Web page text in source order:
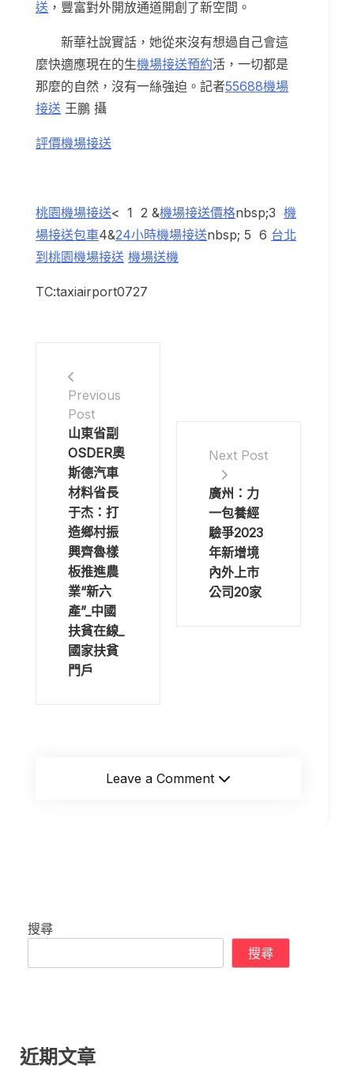
送 ，豐富對外開放通道開創了新空間。
新華社說實話，她從來沒有想過自己會這
麼快適應現在的生機場接送預約活，一切都是
那麼的自然，沒有一絲強迫。記者55688機場
接送 王鵬 攝
評價機場接送
桃園機場接送< 1 2 &機場接送價格nbsp;3 機
場接送包車4&24小時機場接送nbsp; 5 6 台北
到桃園機場接送 機場送機
TC:taxiairport0727
Previous
Post
山東省副
OSDER奧
斯德汽車
材料省長
于杰：打
造鄉村振
興齊魯樣
板推進農
業“新六
產”_中國
扶貧在線_
國家扶貧
門戶
Next Post
廣州：力
一包養經
驗爭2023
年新增境
內外上市
公司20家
Leave a Comment
搜尋
搜尋
近期文章